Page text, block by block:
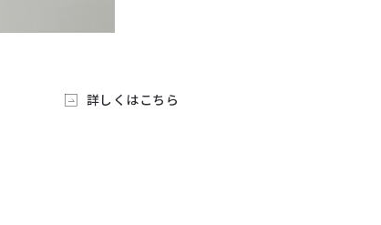
詳しくはこちら